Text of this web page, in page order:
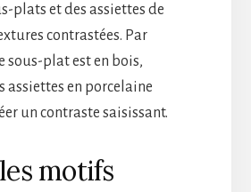
plats et des assiettes de
contrastées. Par
sous-plat est en bois,
assiettes en porcelaine
un contraste saisissant.
motifs